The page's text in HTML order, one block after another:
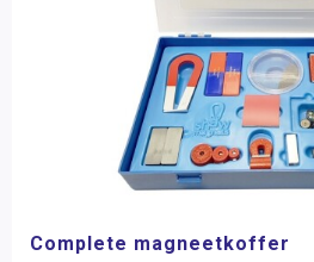
Complete magneetkoffer